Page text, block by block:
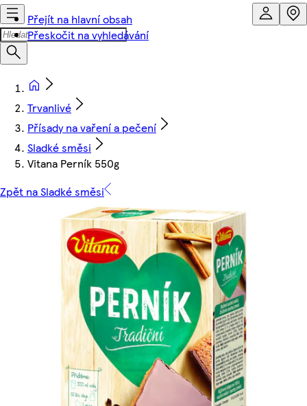
Přejít na hlavní obsah
Přeskočit na vyhledávání
Trvanlivé
Přísady na vaření a pečení
Sladké směsi
Vitana Perník 550g
Zpět na Sladké směsi